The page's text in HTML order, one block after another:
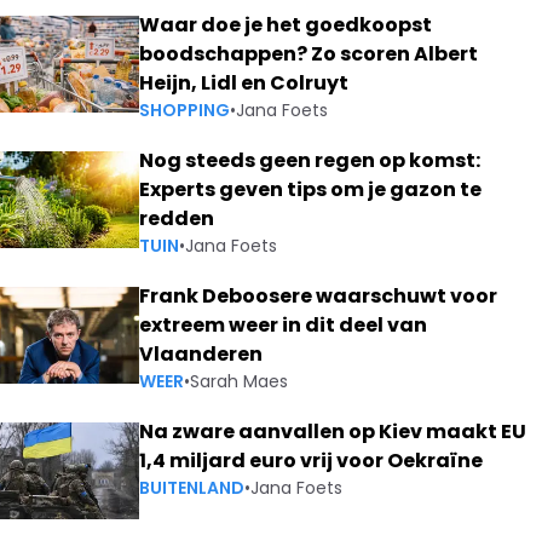
Waar doe je het goedkoopst
boodschappen? Zo scoren Albert
Heijn, Lidl en Colruyt
SHOPPING•Jana Foets
Nog steeds geen regen op komst:
Experts geven tips om je gazon te
redden
TUIN•Jana Foets
Frank Deboosere waarschuwt voor
extreem weer in dit deel van
Vlaanderen
WEER•Sarah Maes
Na zware aanvallen op Kiev maakt EU
1,4 miljard euro vrij voor Oekraïne
BUITENLAND•Jana Foets